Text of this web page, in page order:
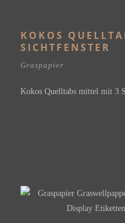
KOKOS
SICHTFENSTER
Graspapier
Kokos Quelltabs mittel mit 3